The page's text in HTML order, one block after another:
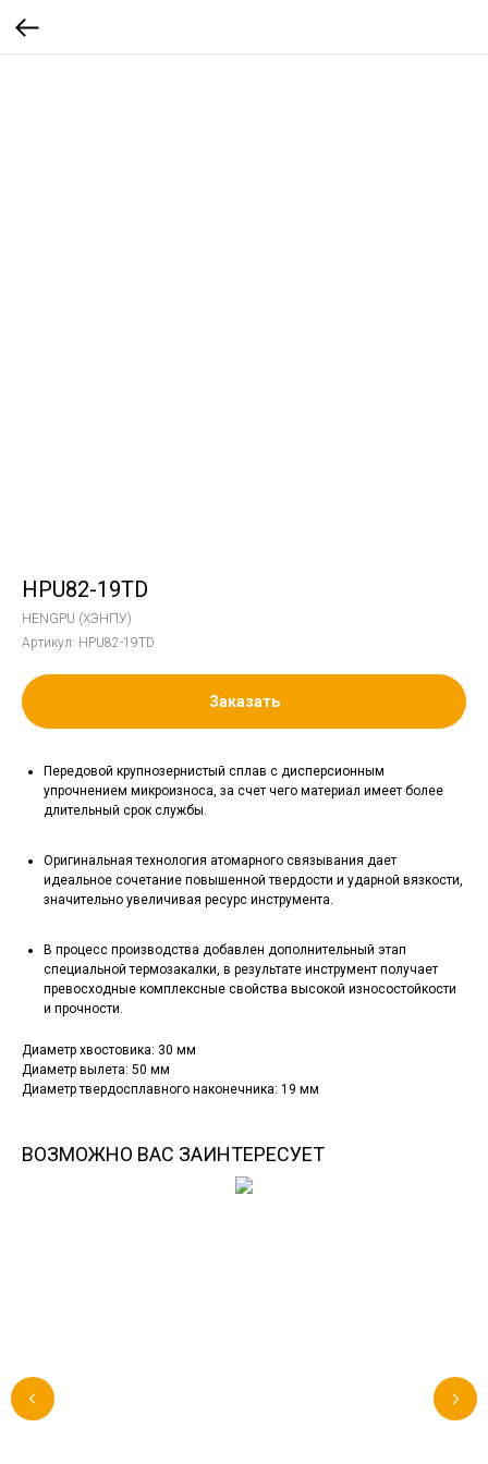
HPU82-19TD
HENGPU (ХЭНПУ)
Артикул: HPU82-19TD
Заказать
Передовой крупнозернистый сплав с дисперсионным
упрочнением микроизноса, за счет чего материал имеет более
длительный срок службы.
Оригинальная технология атомарного связывания дает
идеальное сочетание повышенной твердости и ударной вязкости,
значительно увеличивая ресурс инструмента.
В процесс производства добавлен дополнительный этап
специальной термозакалки, в результате инструмент получает
превосходные комплексные свойства высокой износостойкости
и прочности.
Диаметр хвостовика: 30 мм
Диаметр вылета: 50 мм
Диаметр твердосплавного наконечника: 19 мм
ВОЗМОЖНО ВАС ЗАИНТЕРЕСУЕТ